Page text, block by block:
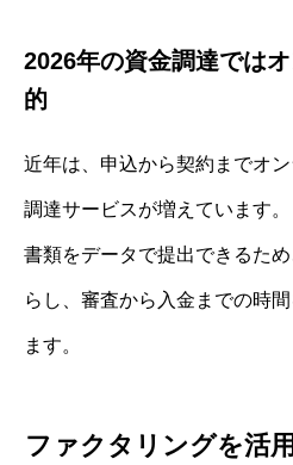
2026年の資金調達では
的
近年は、申込から契約までオ
調達サービスが増えています。
書類をデータで提出できるた
らし、審査から入金までの時
ます。
ファクタリングを活